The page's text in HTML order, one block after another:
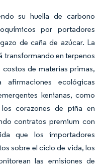
su huella de carbono
por portadores
de caña de azúcar. La
transformando en terpenos
de materias primas,
ecológicas
kenianas, como
corazones de piña en
contratos premium con
que los importadores
sobre el ciclo de vida, los
las emisiones de